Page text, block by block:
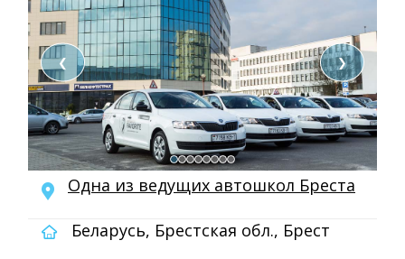
❮ ❯
Одна из ведущих автошкол Бреста
Беларусь, Брестская обл., Брест